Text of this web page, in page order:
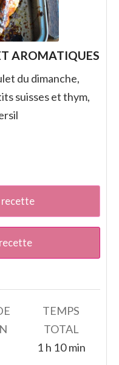
AROMATIQUES
du dimanche,
suisses et thym,
recette
TEMPS
TOTAL
1 heure
h 10minutes
min